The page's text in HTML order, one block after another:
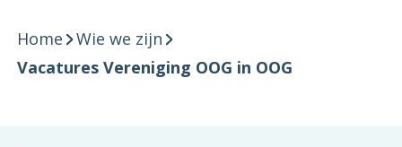
Home
Wie we zijn
Vacatures Vereniging OOG in OOG